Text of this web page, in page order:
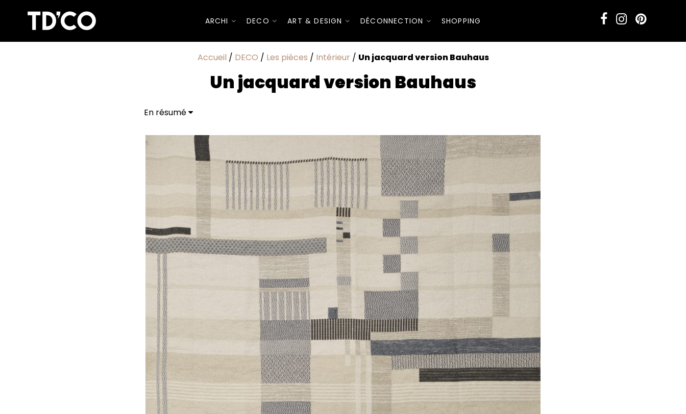
ARCHI DECO ART & DESIGN DÉCONNECTION SHOPPING
Accueil / DECO / Les pièces / Intérieur / Un jacquard version Bauhaus
Un jacquard version Bauhaus
En résumé